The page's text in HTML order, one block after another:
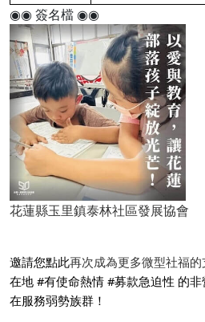
◉◉ 簽名檔 ◉◉
花蓮縣玉里鎮泰林社區發展協會
邀請您點此再次成為更多微型社福
在地 #有使命熱情 #募款急迫性 的
在服務弱勢族群！